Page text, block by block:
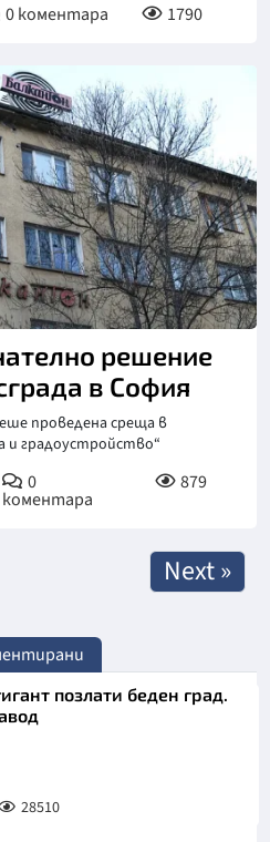
0коментара 1790
решение
в София
проведена среща в
и градоустройство“
0
коментара
879
Next »
позлати беден град.
28510